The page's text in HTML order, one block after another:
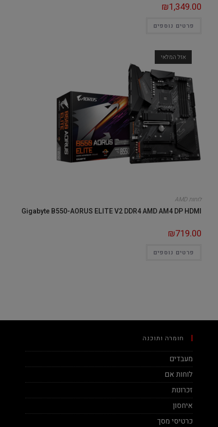
₪1,349.00
פרטים נוספים
אזל המלאי
לוחות AMD
Gigabyte B550-AORUS ELITE V2 DDR4 AMD AM4 DP HDMI
₪719.00
פרטים נוספים
חומרה ותוכנה
מעבדים
לוחות אם
זכרונות
איחסון
כרטיסי מסך